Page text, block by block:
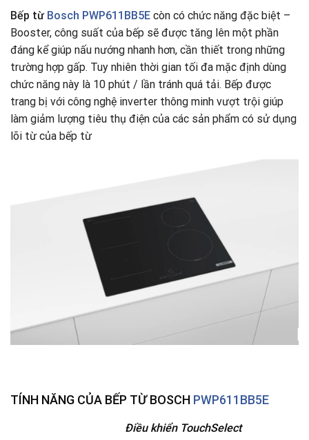
Bếp từ Bosch PWP611BB5E còn có chức năng đặc biệt –
Booster, công suất của bếp sẽ được tăng lên một phần
đáng kể giúp nấu nướng nhanh hơn, cần thiết trong những
trường hợp gấp. Tuy nhiên thời gian tối đa mặc định dùng
chức năng này là 10 phút / lần tránh quá tải. Bếp được
trang bị với công nghệ inverter thông minh vượt trội giúp
làm giảm lượng tiêu thụ điện của các sản phẩm có sử dụng
lõi từ của bếp từ
TÍNH NĂNG CỦA BẾP TỪ BOSCH PWP611BB5E
Điều khiển TouchSelect